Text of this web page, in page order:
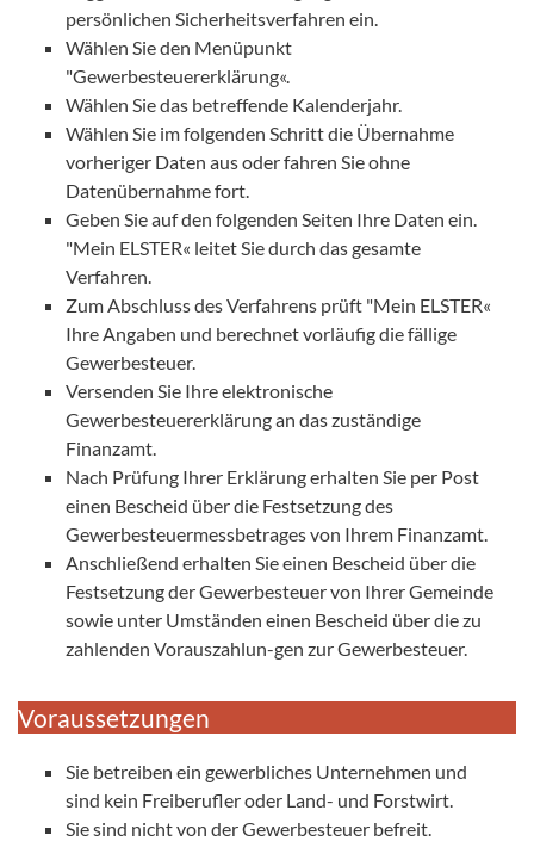
persönlichen Sicherheitsverfahren ein.
Wählen Sie den Menüpunkt
"Gewerbesteuererklärung«.
Wählen Sie das betreffende Kalenderjahr.
Wählen Sie im folgenden Schritt die Übernahme
vorheriger Daten aus oder fahren Sie ohne
Datenübernahme fort.
Geben Sie auf den folgenden Seiten Ihre Daten ein.
"Mein ELSTER« leitet Sie durch das gesamte
Verfahren.
Zum Abschluss des Verfahrens prüft "Mein ELSTER«
Ihre Angaben und berechnet vorläufig die fällige
Gewerbesteuer.
Versenden Sie Ihre elektronische
Gewerbesteuererklärung an das zuständige
Finanzamt.
Nach Prüfung Ihrer Erklärung erhalten Sie per Post
einen Bescheid über die Festsetzung des
Gewerbesteuermessbetrages von Ihrem Finanzamt.
Anschließend erhalten Sie einen Bescheid über die
Festsetzung der Gewerbesteuer von Ihrer Gemeinde
sowie unter Umständen einen Bescheid über die zu
zahlenden Vorauszahlun-gen zur Gewerbesteuer.
Voraussetzungen
Sie betreiben ein gewerbliches Unternehmen und
sind kein Freiberufler oder Land- und Forstwirt.
Sie sind nicht von der Gewerbesteuer befreit.